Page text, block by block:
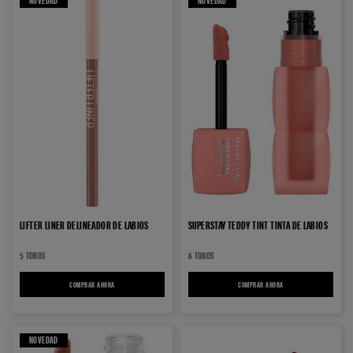
LIFTER LINER DELINEADOR DE LABIOS
5 TONOS
COMPRAR AHORA
SUPERSTAY TEDDY TINT TINTA DE LABIOS
6 TONOS
COMPRAR AHORA
NOVEDAD